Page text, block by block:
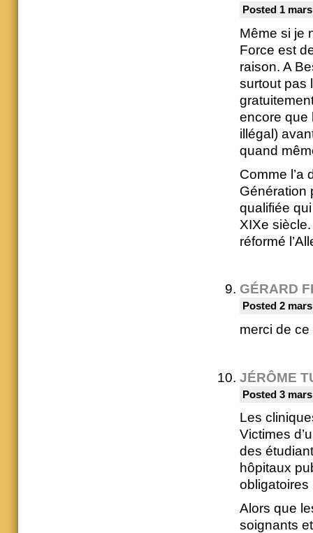
Posted 1
Même si je
Force est
raison. A
surtout pas
encore que
illégal)
quand
Comme l’a
Génération
qualifiée
XIXe
réformé
GÉRARD
Posted 2
merci de ce
JÉRÔME
Posted 3
Les
Victimes
des
hôpitaux
obligatoires
Alors que
soignants